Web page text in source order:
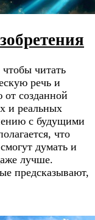
читать
речь и
от созданной
и реальных
с будущими
что
думать и
лучше.
предсказывают,